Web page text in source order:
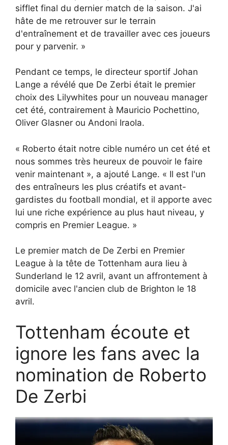
sifflet final du dernier match de la saison. J'ai
hâte de me retrouver sur le terrain
d'entraînement et de travailler avec ces joueurs
pour y parvenir. »
Pendant ce temps, le directeur sportif Johan
Lange a révélé que De Zerbi était le premier
choix des Lilywhites pour un nouveau manager
cet été, contrairement à Mauricio Pochettino,
Oliver Glasner ou Andoni Iraola.
« Roberto était notre cible numéro un cet été et
nous sommes très heureux de pouvoir le faire
venir maintenant », a ajouté Lange. « Il est l'un
des entraîneurs les plus créatifs et avant-
gardistes du football mondial, et il apporte avec
lui une riche expérience au plus haut niveau, y
compris en Premier League. »
Le premier match de De Zerbi en Premier
League à la tête de Tottenham aura lieu à
Sunderland le 12 avril, avant un affrontement à
domicile avec l'ancien club de Brighton le 18
avril.
Tottenham écoute et
ignore les fans avec la
nomination de Roberto
De Zerbi